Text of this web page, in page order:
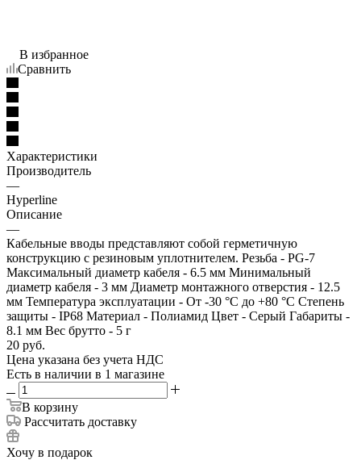
В избранное
Сравнить
Характеристики
Производитель
—
Hyperline
Описание
—
Кабельные вводы представляют собой герметичную
конструкцию с резиновым уплотнителем. Резьба - PG-7
Максимальный диаметр кабеля - 6.5 мм Минимальный
диаметр кабеля - 3 мм Диаметр монтажного отверстия - 12.5
мм Температура эксплуатации - От -30 °C до +80 °C Степень
защиты - IP68 Материал - Полиамид Цвет - Серый Габариты -
8.1 мм Вес брутто - 5 г
20 руб.
Цена указана без учета НДС
Есть в наличии в 1 магазине
В корзину
Рассчитать доставку
Хочу в подарок